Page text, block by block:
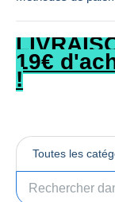
19€
!
Petite astuce: Si
invite à visiter
département dont
la boutique par
achats :)
Toutes les